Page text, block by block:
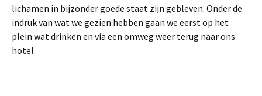
lichamen in bijzonder goede staat zijn gebleven. Onder de
indruk van wat we gezien hebben gaan we eerst op het
plein wat drinken en via een omweg weer terug naar ons
hotel.